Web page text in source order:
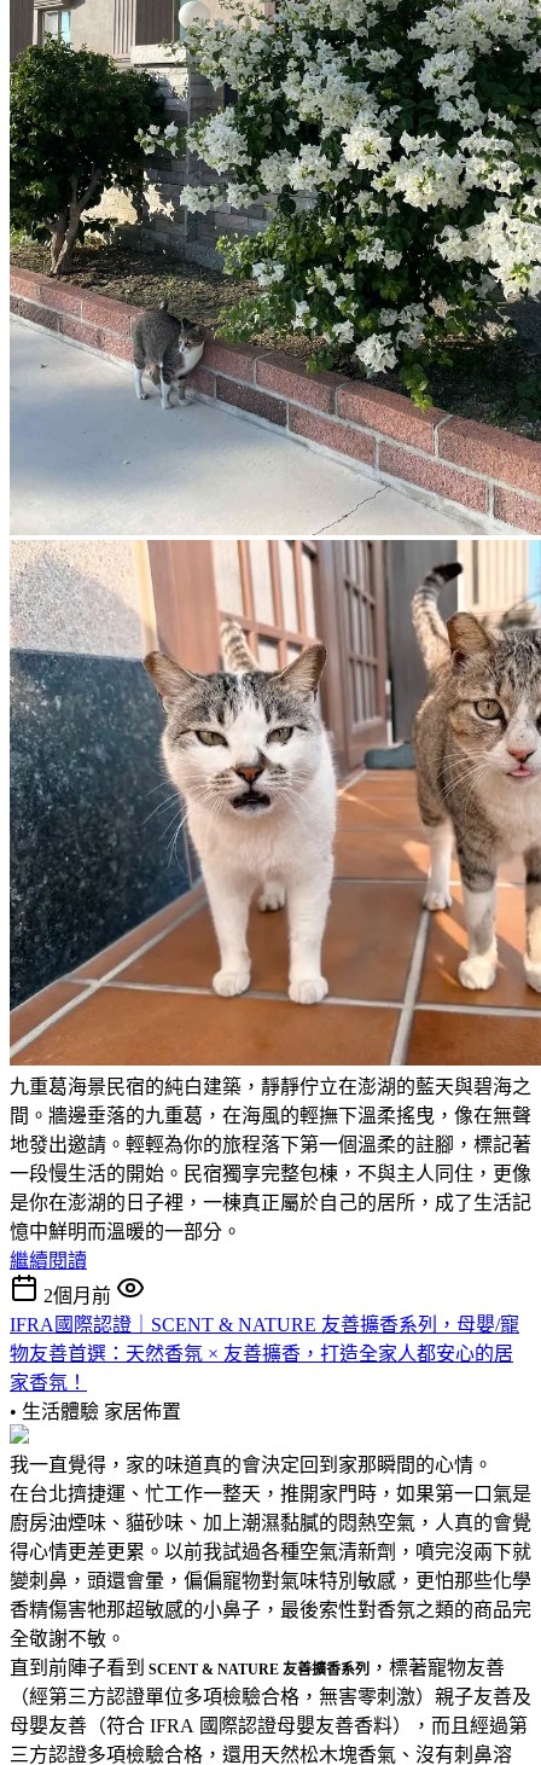
九重葛海景民宿的純白建築，靜靜佇立在澎湖的藍天與碧海之
間。牆邊垂落的九重葛，在海風的輕撫下溫柔搖曳，像在無聲
地發出邀請。輕輕為你的旅程落下第一個溫柔的註腳，標記著
一段慢生活的開始。民宿獨享完整包棟，不與主人同住，更像
是你在澎湖的日子裡，一棟真正屬於自己的居所，成了生活記
憶中鮮明而溫暖的一部分。
繼續閱讀
2個月前
IFRA國際認證｜SCENT & NATURE 友善擴香系列，母嬰/寵
物友善首選：天然香氛 × 友善擴香，打造全家人都安心的居
家香氛！
• 生活體驗 家居佈置
我一直覺得，家的味道真的會決定回到家那瞬間的心情。
在台北擠捷運、忙工作一整天，推開家門時，如果第一口氣是
廚房油煙味、貓砂味、加上潮濕黏膩的悶熱空氣，人真的會覺
得心情更差更累。以前我試過各種空氣清新劑，噴完沒兩下就
變刺鼻，頭還會暈，偏偏寵物對氣味特別敏感，更怕那些化學
香精傷害牠那超敏感的小鼻子，最後索性對香氛之類的商品完
全敬謝不敏。
直到前陣子看到 SCENT & NATURE 友善擴香系列 ，標著寵物友善
（經第三方認證單位多項檢驗合格，無害零刺激）親子友善及
母嬰友善（符合 IFRA 國際認證母嬰友善香料），而且經過第
三方認證多項檢驗合格，還用天然松木塊香氣、沒有刺鼻溶